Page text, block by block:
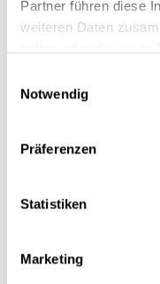
Partner führen diese
weiteren Daten
Notwendig
Präferenzen
Statistiken
Marketing